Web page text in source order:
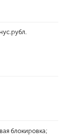
блокировка;